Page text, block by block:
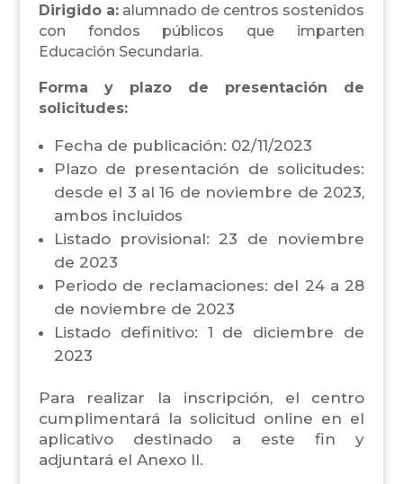
Dirigido a:alumnado de centros sostenidos
con fondos públicos que imparten
Educación Secundaria.
Forma y plazo de presentación de
solicitudes:
Fecha de publicación: 02/11/2023
Plazo de presentación de solicitudes:
desde el 3 al 16 de noviembre de 2023,
ambos incluidos
Listado provisional: 23 de noviembre
de 2023
Periodo de reclamaciones: del 24 a 28
de noviembre de 2023
Listado definitivo: 1 de diciembre de
2023
Para realizar la inscripción, el centro
cumplimentará la solicitud online en el
aplicativo destinado a este fin y
adjuntará el Anexo II.